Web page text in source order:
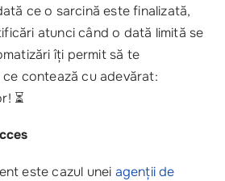
ce o sarcină este finalizată,
atunci când o dată limită se
îți permit să te
contează cu adevărat:
⏳
este cazul unei agenții de